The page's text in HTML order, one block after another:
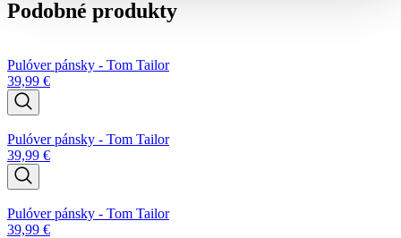
Tom
Podobné produkty
Pulóver pánsky - Tom Tailor
39,99 €
Pulóver pánsky - Tom Tailor
39,99 €
Pulóver pánsky - Tom Tailor
39,99 €